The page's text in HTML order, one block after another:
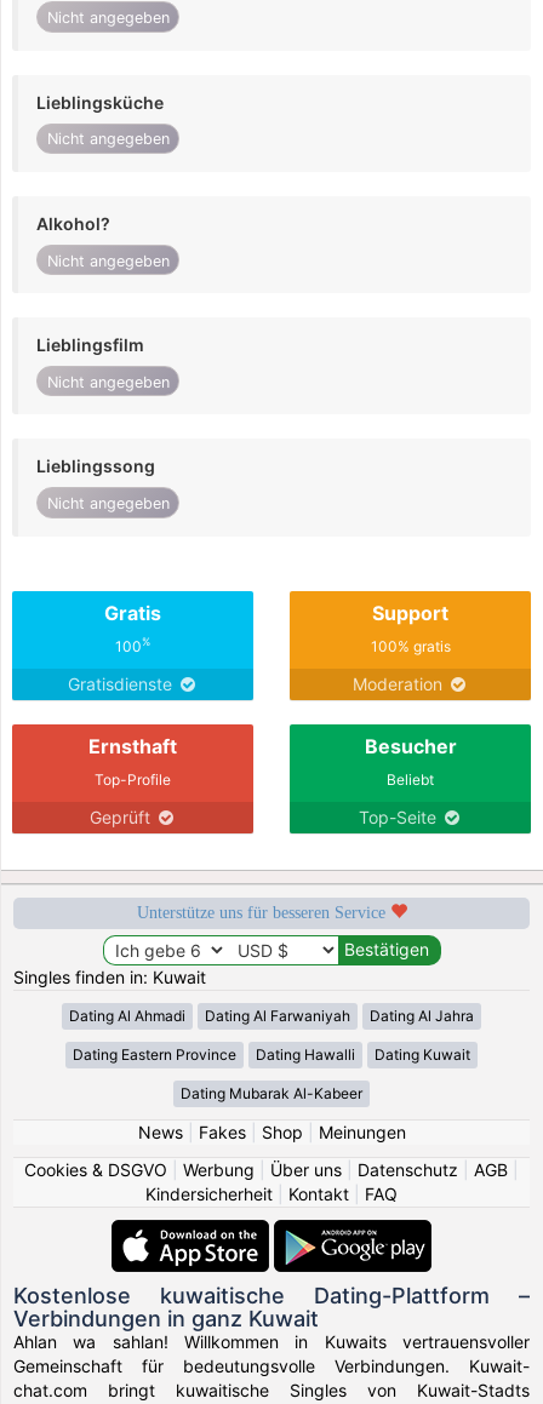
Nicht angegeben
Lieblingsküche
Nicht angegeben
Alkohol?
Nicht angegeben
Lieblingsfilm
Nicht angegeben
Lieblingssong
Nicht angegeben
Gratis
100%
Gratisdienste
Support
100% gratis
Moderation
Ernsthaft
Top-Profile
Geprüft
Besucher
Beliebt
Top-Seite
Unterstütze uns für besseren Service
Singles finden in: Kuwait
Dating Al Ahmadi Dating Al Farwaniyah Dating Al Jahra
Dating Eastern Province Dating Hawalli Dating Kuwait
Dating Mubarak Al-Kabeer
News| Fakes| Shop
Meinungen
Cookies & DSGVO
Werbung Über uns Datenschutz AGB
Kindersicherheit
Kontakt FAQ
Kostenlose kuwaitische Dating-Plattform –
Verbindungen in ganz Kuwait
Ahlan wa sahlan! Willkommen in Kuwaits vertrauensvoller
Gemeinschaft für bedeutungsvolle Verbindungen. Kuwait-
chat.com bringt kuwaitische Singles von Kuwait-Stadts